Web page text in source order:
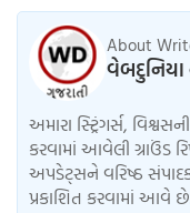
About
વેબદુનિયા
અમારા સ્ટ્રિંગર્સ,
કરવામાં આવેલી ગ્રાઉંડ
અપડેટ્સને વરિષ્ઠ
પ્રકાશિત કરવામાં આવે